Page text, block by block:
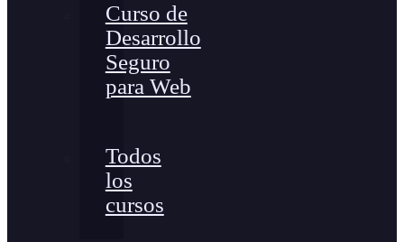
Curso de
Desarrollo
Seguro
para Web
Todos
los
cursos